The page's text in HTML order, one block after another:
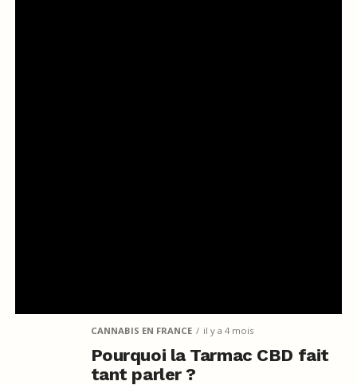
CANNABIS EN FRANCE il y a 4 mois
Pourquoi la Tarmac CBD fait
tant parler ?